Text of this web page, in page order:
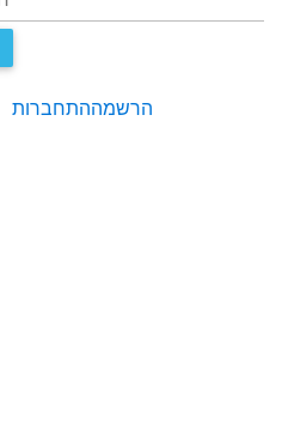
התחברותהרשמה